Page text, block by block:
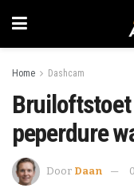
Home Dashcam
peperdure
Door Daan